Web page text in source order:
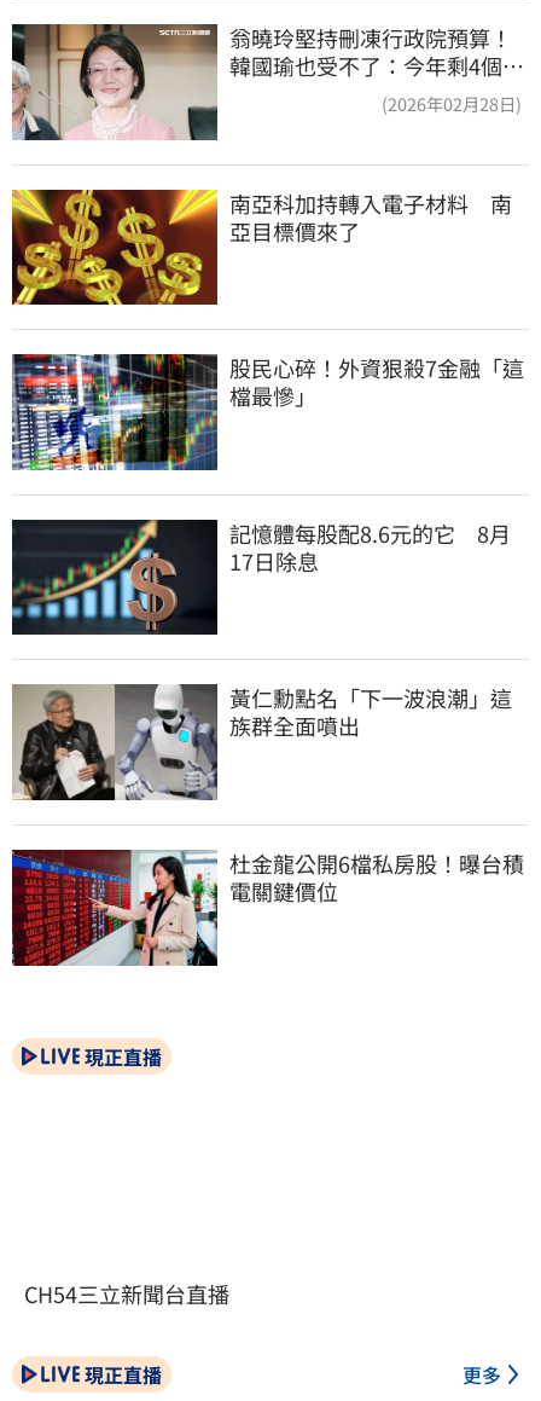
翁曉玲堅持刪凍行政院預算！
韓國瑜也受不了：今年剩4個月
(2026年02月28日)
南亞科加持轉入電子材料　南
亞目標價來了
股民心碎！外資狠殺7金融「這
檔最慘」
記憶體每股配8.6元的它　8月
17日除息
黃仁勳點名「下一波浪潮」這
族群全面噴出
杜金龍公開6檔私房股！曝台積
電關鍵價位
現正直播
CH54三立新聞台直播
現正直播 更多